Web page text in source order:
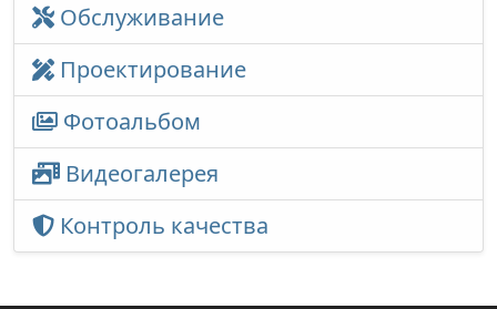
Обслуживание
Проектирование
Фотоальбом
Видеогалерея
Контроль качества